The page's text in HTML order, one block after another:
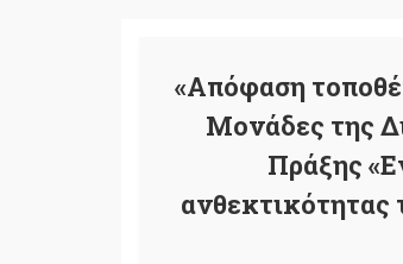
«Απόφαση
Μονάδες της
Πράξης